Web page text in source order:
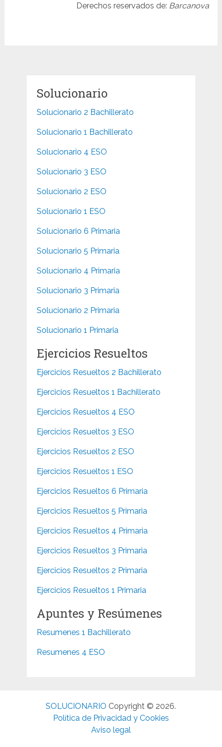
Derechos reservados de: Barcanova
Solucionario
Solucionario 2 Bachillerato
Solucionario 1 Bachillerato
Solucionario 4 ESO
Solucionario 3 ESO
Solucionario 2 ESO
Solucionario 1 ESO
Solucionario 6 Primaria
Solucionario 5 Primaria
Solucionario 4 Primaria
Solucionario 3 Primaria
Solucionario 2 Primaria
Solucionario 1 Primaria
Ejercicios Resueltos
Ejercicios Resueltos 2 Bachillerato
Ejercicios Resueltos 1 Bachillerato
Ejercicios Resueltos 4 ESO
Ejercicios Resueltos 3 ESO
Ejercicios Resueltos 2 ESO
Ejercicios Resueltos 1 ESO
Ejercicios Resueltos 6 Primaria
Ejercicios Resueltos 5 Primaria
Ejercicios Resueltos 4 Primaria
Ejercicios Resueltos 3 Primaria
Ejercicios Resueltos 2 Primaria
Ejercicios Resueltos 1 Primaria
Apuntes y Resúmenes
Resumenes 1 Bachillerato
Resumenes 4 ESO
SOLUCIONARIO Copyright © 2026.
Política de Privacidad y Cookies
Aviso legal